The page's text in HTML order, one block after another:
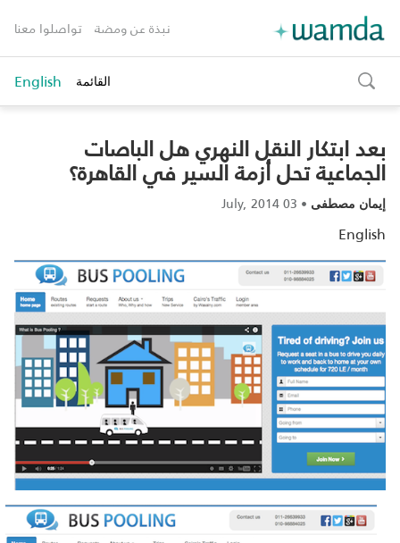
نبذة عن ومضة تواصلوا معنا
toggle
search
القائمة English
بعد ابتكار النقل النهري هل الباصات
الجماعية تحل أزمة السير في القاهرة؟
إيمان مصطفى •
03 July, 2014
English